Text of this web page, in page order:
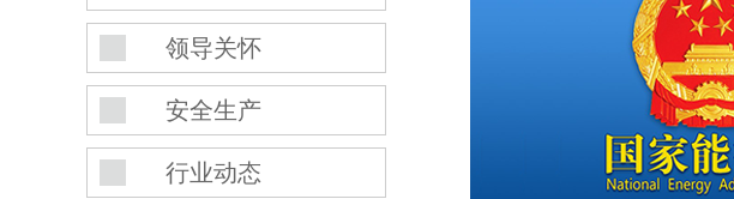
领导关怀
安全生产
行业动态